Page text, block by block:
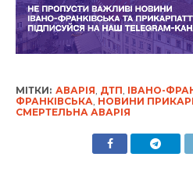
МІТКИ: АВАРІЯ ДТП ІВАНО-
ФРАНКІВСЬКА НОВИНИ
СМЕРТЕЛЬНА АВАРІЯ